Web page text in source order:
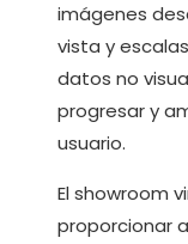
imágenes
vista y
datos no
progresar y
usuario.
El showroom
proporcionar